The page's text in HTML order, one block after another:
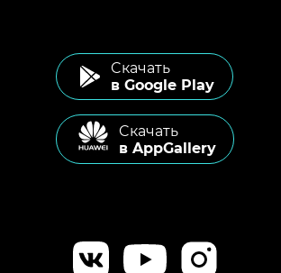
Cкачать
в Google Play
Cкачать
в AppGallery